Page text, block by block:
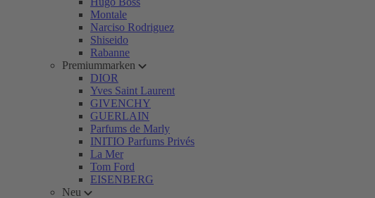
Montale
Narciso Rodriguez
Shiseido
Rabanne
Premiummarken
DIOR
Yves Saint Laurent
GIVENCHY
GUERLAIN
Parfums de Marly
INITIO Parfums Privés
La Mer
Tom Ford
EISENBERG
Neu